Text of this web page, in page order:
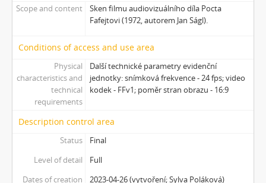
[Subseries] Krabicování
[Subseries] Měření
[Subseries] Úkryt
[Subseries] Up!
[Subseries] Up! #2
[Subseries] Vystěhování. Nastěhování
[Subseries] Cesta do školy
[Subseries] Přestávka
Scope and content
Sken filmu audiovizuálního díla Pocta
Fafejtovi (1972, autorem Jan Ságl).
Conditions of access and use area
Physical
characteristics and
technical
requirements
Další technické parametry evidenční
jednotky: snímková frekvence - 24 fps; video
kodek - FFv1; poměr stran obrazu - 16:9
Description control area
Status
Final
Level of detail
Full
Dates of creation
2023-04-26 (vytvoření; Sylva Poláková)